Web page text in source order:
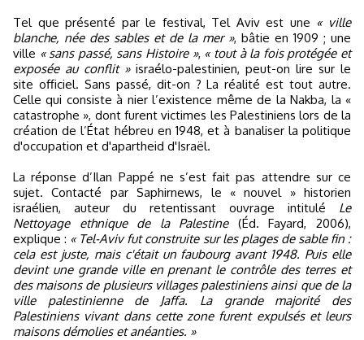
Tel que présenté par le festival, Tel Aviv est une « ville
blanche, née des sables et de la mer », bâtie en 1909 ; une
ville « sans passé, sans Histoire », « tout à la fois protégée et
exposée au conflit »israélo-palestinien, peut-on lire sur le
site officiel. Sans passé, dit-on ? La réalité est tout autre.
Celle qui consiste à nier l’existence même de la Nakba, la «
catastrophe », dont furent victimes les Palestiniens lors de la
création de l’État hébreu en 1948, et à banaliser la politique
d'occupation et d'apartheid d'Israël.
La réponse d’Ilan Pappé ne s’est fait pas attendre sur ce
sujet. Contacté par Saphirnews, le « nouvel » historien
israélien, auteur du retentissant ouvrage intitulé Le
Nettoyage ethnique de la Palestine(Éd. Fayard, 2006),
explique : « Tel-Aviv fut construite sur les plages de sable fin :
cela est juste, mais c'était un faubourg avant 1948. Puis elle
devint une grande ville en prenant le contrôle des terres et
des maisons de plusieurs villages palestiniens ainsi que de la
ville palestinienne de Jaffa. La grande majorité des
Palestiniens vivant dans cette zone furent expulsés et leurs
maisons démolies et anéanties. »